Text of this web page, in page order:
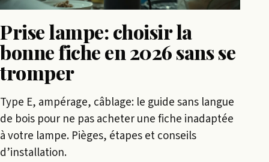
Prise lampe: choisir la
bonne fiche en 2026 sans se
tromper
Type E, ampérage, câblage: le guide sans langue
de bois pour ne pas acheter une fiche inadaptée
à votre lampe. Pièges, étapes et conseils
d’installation.